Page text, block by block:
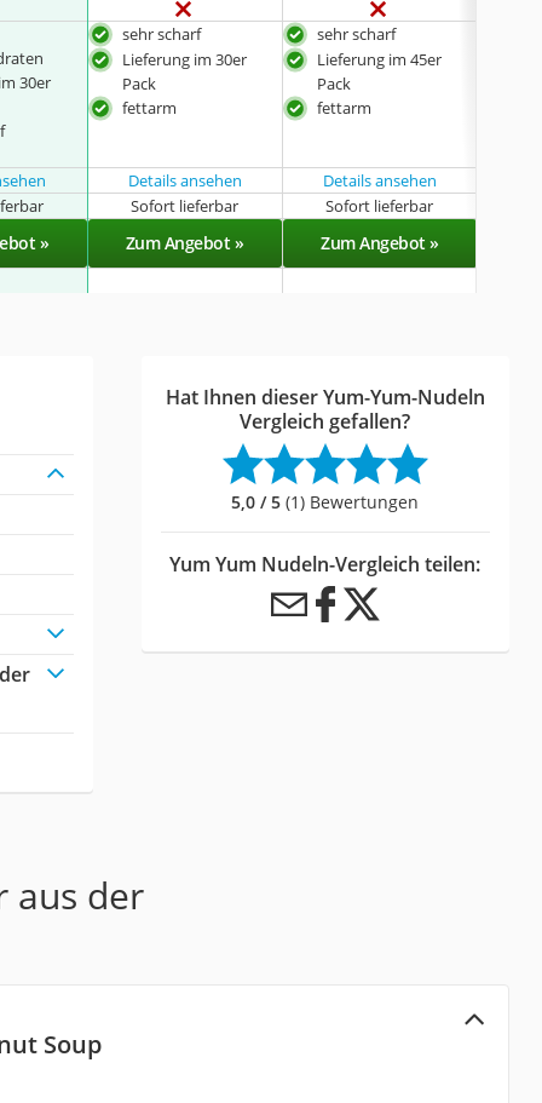
30er
sehr scharf
Lieferung im 30er
Pack
fettarm
sehr scharf
Lieferung im 45er
Pack
fettarm
Details ansehen
Details ansehen
Sofort lieferbar Sofort lieferbar
» Zum Angebot » Zum Angebot »
Hat Ihnen dieser Yum-Yum-Nudeln
Vergleich gefallen?
5,0 / 5 (1) Bewertungen
Yum Yum Nudeln-Vergleich teilen:
aus der
Soup